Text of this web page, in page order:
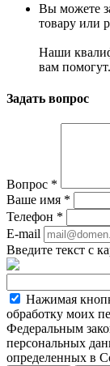
Вы можете
товару или
Наши
вам помогут.
Задать вопрос
Вопрос *
Ваше имя *
Телефон *
E-mail
Введите текст с
Нажимая
обработку моих
Федеральным
персональных
определенных в